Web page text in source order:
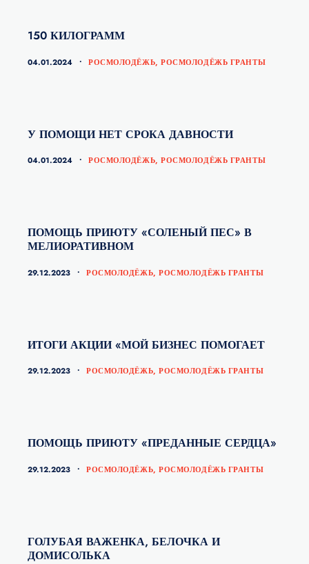
150 КИЛОГРАММ
04.01.2024 КАТЕГОРИИ
РОСМОЛОДЁЖЬ,РОСМОЛОДЁЖЬ ГРАНТЫ
У ПОМОЩИ НЕТ СРОКА ДАВНОСТИ
04.01.2024 КАТЕГОРИИ
РОСМОЛОДЁЖЬ,РОСМОЛОДЁЖЬ ГРАНТЫ
ПОМОЩЬ ПРИЮТУ «СОЛЕНЫЙ ПЕС» В
МЕЛИОРАТИВНОМ
29.12.2023 КАТЕГОРИИ
РОСМОЛОДЁЖЬ,РОСМОЛОДЁЖЬ ГРАНТЫ
ИТОГИ АКЦИИ «МОЙ БИЗНЕС ПОМОГАЕТ
29.12.2023 КАТЕГОРИИ
РОСМОЛОДЁЖЬ,РОСМОЛОДЁЖЬ ГРАНТЫ
ПОМОЩЬ ПРИЮТУ «ПРЕДАННЫЕ СЕРДЦА»
29.12.2023 КАТЕГОРИИ
РОСМОЛОДЁЖЬ,РОСМОЛОДЁЖЬ ГРАНТЫ
ГОЛУБАЯ ВАЖЕНКА, БЕЛОЧКА И
ДОМИСОЛЬКА